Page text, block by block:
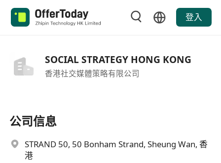
登入
SOCIAL STRATEGY HONG KONG
香港社交媒體策略有限公司
公司信息
STRAND 50, 50 Bonham Strand, Sheung Wan, 香
港